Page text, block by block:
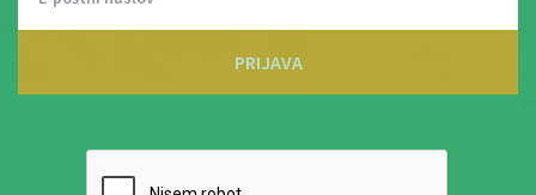
PRIJAVA